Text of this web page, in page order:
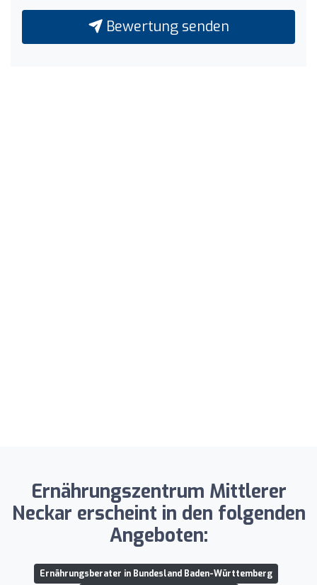
Bewertung senden
Ernährungszentrum Mittlerer
Neckar erscheint in den folgenden
Angeboten:
Ernährungsberater in Bundesland Baden-Württemberg